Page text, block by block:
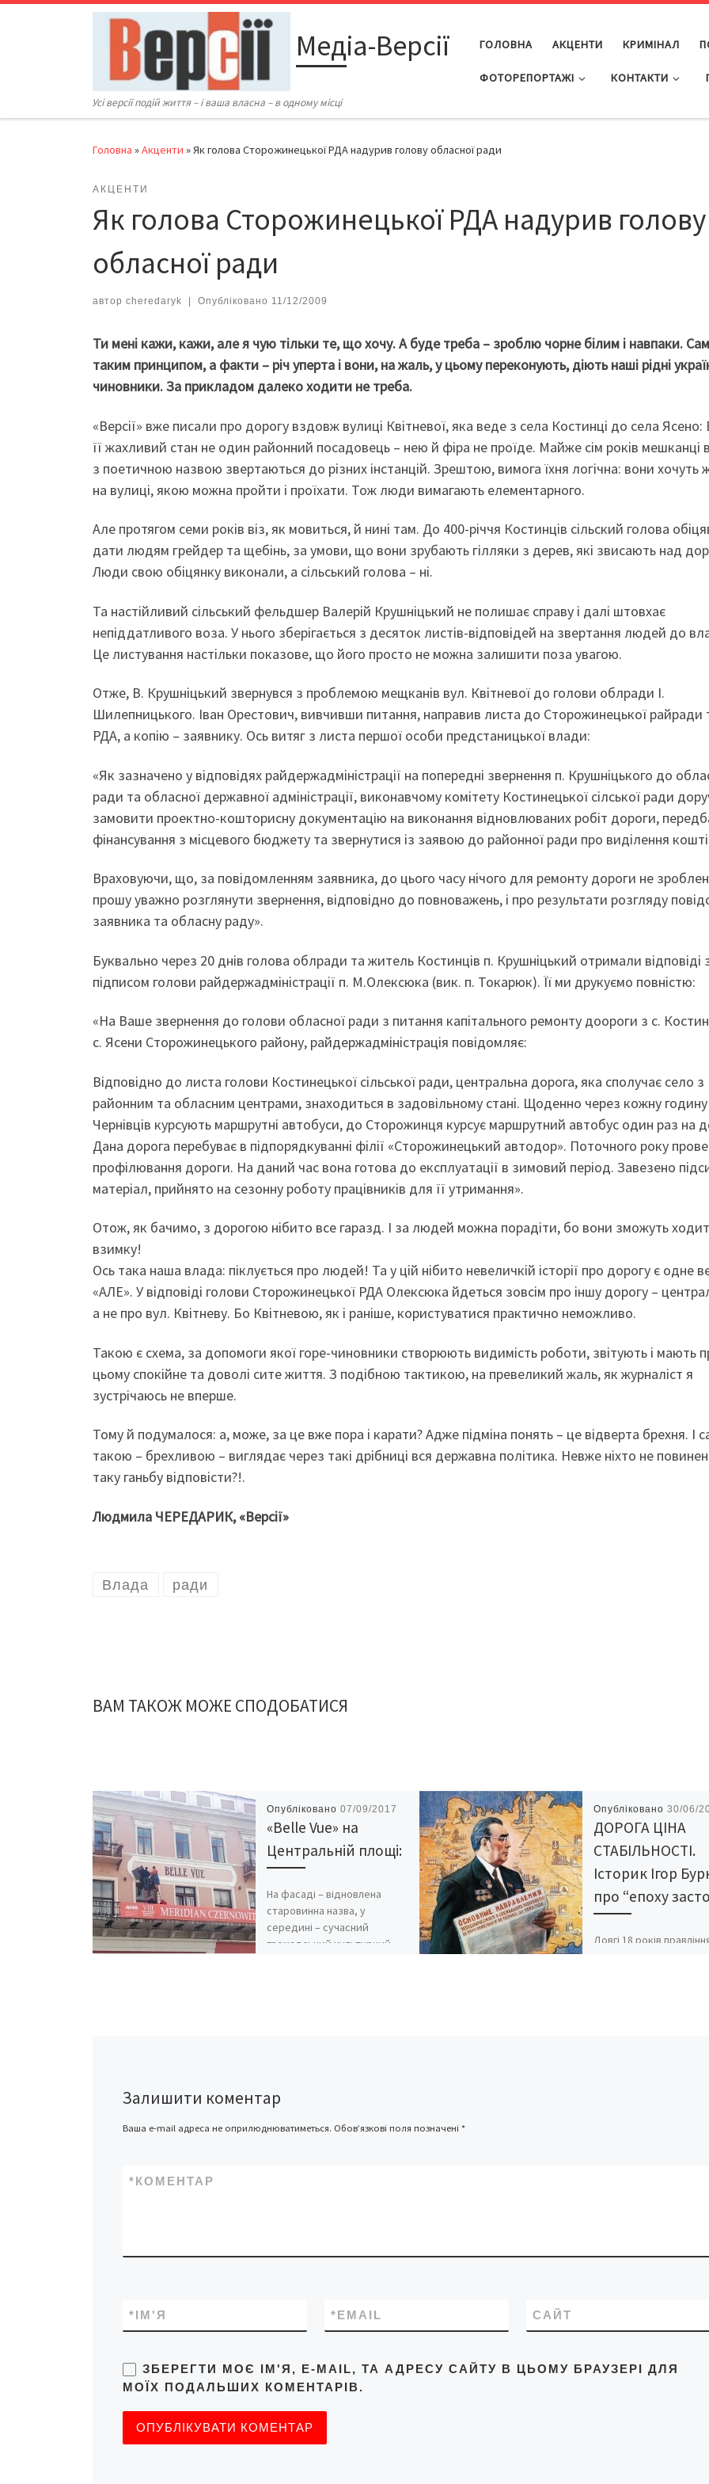
Перейти до вмісту
Медіа-Версії
Усі версії подій життя – і ваша власна – в одному місці
ГОЛОВНА АКЦЕНТИ КРИМІНАЛ
ФОТОРЕПОРТАЖІ КОНТАКТИ
Головна »Акценти »Як голова Сторожинецької РДА надурив голову обласної ради
АКЦЕНТИ
Як голова Сторожинецької РДА надурив голову
обласної ради
автор cheredaryk Опубліковано 11/12/2009
Ти мені кажи, кажи, але я чую тільки те, що хочу. А буде треба – зроблю чорне білим і навпаки.
таким принципом, а факти – річ уперта і вони, на жаль, у цьому переконують, діють наші рідні
чиновники. За прикладом далеко ходити не треба.
«Версії» вже писали про дорогу вздовж вулиці Квітневої, яка веде з села Костинці до села Ясено:
її жахливий стан не один районний посадовець – нею й фіра не проїде. Майже сім років мешканці
з поетичною назвою звертаються до різних інстанцій. Зрештою, вимога їхня логічна: вони хочуть
на вулиці, якою можна пройти і проїхати. Тож люди вимагають елементарного.
Але протягом семи років віз, як мовиться, й нині там. До 400-річчя Костинців сільский голова
дати людям грейдер та щебінь, за умови, що вони зрубають гілляки з дерев, які звисають над
Люди свою обіцянку виконали, а сільський голова – ні.
Та настійливий сільський фельдшер Валерій Крушніцький не полишає справу і далі штовхає
непіддатливого воза. У нього зберігається з десяток листів-відповідей на звертання людей до
Це листування настільки показове, що його просто не можна залишити поза увагою.
Отже, В. Крушніцький звернувся з проблемою мещканів вул. Квітневої до голови облради І.
Шилепницького. Іван Орестович, вивчивши питання, направив листа до Сторожинецької райради
РДА, а копію – заявнику. Ось витяг з листа першої особи предстаницької влади:
«Як зазначено у відповідях райдержадміністрації на попередні звернення п. Крушніцького до
ради та обласної державної адміністрації, виконавчому комітету Костинецької сілської ради
замовити проектно-кошторисну документацію на виконання відновлюваних робіт дороги,
фінансування з місцевого бюджету та звернутися із заявою до районної ради про виділення
Враховуючи, що, за повідомленням заявника, до цього часу нічого для ремонту дороги не
прошу уважно розглянути звернення, відповідно до повноважень, і про результати розгляду
заявника та обласну раду».
Буквально через 20 днів голова облради та житель Костинців п. Крушніцький отримали відповіді
підписом голови райдержадміністрації п. М.Олексюка (вик. п. Токарюк). Її ми друкуємо повністю:
«На Ваше звернення до голови обласної ради з питання капітального ремонту доороги з с.
с. Ясени Сторожинецького району, райдержадміністрація повідомляє:
Відповідно до листа голови Костинецької сільської ради, центральна дорога, яка сполучає село з
районним та обласним центрами, знаходиться в задовільному стані. Щоденно через кожну
Чернівців курсують маршрутні автобуси, до Сторожинця курсує маршрутний автобус один раз на
Дана дорога перебуває в підпорядкуванні філії «Сторожинецький автодор». Поточного року
профілювання дороги. На даний час вона готова до експлуатації в зимовий період. Завезено
матеріал, прийнято на сезонну роботу працівників для її утримання».
Отож, як бачимо, з дорогою нібито все гаразд. І за людей можна порадіти, бо вони зможуть
взимку!
Ось така наша влада: піклується про людей! Та у цій нібито невеличкій історії про дорогу є одне
«АЛЕ». У відповіді голови Сторожинецької РДА Олексюка йдеться зовсім про іншу дорогу –
а не про вул. Квітневу. Бо Квітневою, як і раніше, користуватися практично неможливо.
Такою є схема, за допомоги якої горе-чиновники створюють видимість роботи, звітують і мають
цьому спокійне та доволі сите життя. З подібною тактикою, на превеликий жаль, як журналіст я
зустрічаюсь не вперше.
Тому й подумалося: а, може, за це вже пора і карати? Адже підміна понять – це відверта брехня. І
такою – брехливою – виглядає через такі дрібниці вся державна політика. Невже ніхто не
таку ганьбу відповісти?!.
Людмила ЧЕРЕДАРИК, «Версії»
Влада ради
ВАМ ТАКОЖ МОЖЕ СПОДОБАТИСЯ
Опубліковано07/09/2017
«Belle Vue» на
Центральній площі:
На фасаді – відновлена
старовинна назва, у
середині – сучасний
громадський культурний
Опубліковано 30/06/
ДОРОГА ЦІНА
СТАБІЛЬНОСТІ.
Історик Ігор
про “епоху
Довгі 18 років
Залишити коментар
Ваша e-mail адреса не оприлюднюватиметься. Обов’язкові поля позначені *
КОМЕНТАР
*
ІМ'Я
* EMAIL
* САЙТ
ЗБЕРЕГТИ МОЄ ІМ'Я, E-MAIL, ТА АДРЕСУ САЙТУ В ЦЬОМУ БРАУЗЕРІ ДЛЯ
МОЇХ ПОДАЛЬШИХ КОМЕНТАРІВ.